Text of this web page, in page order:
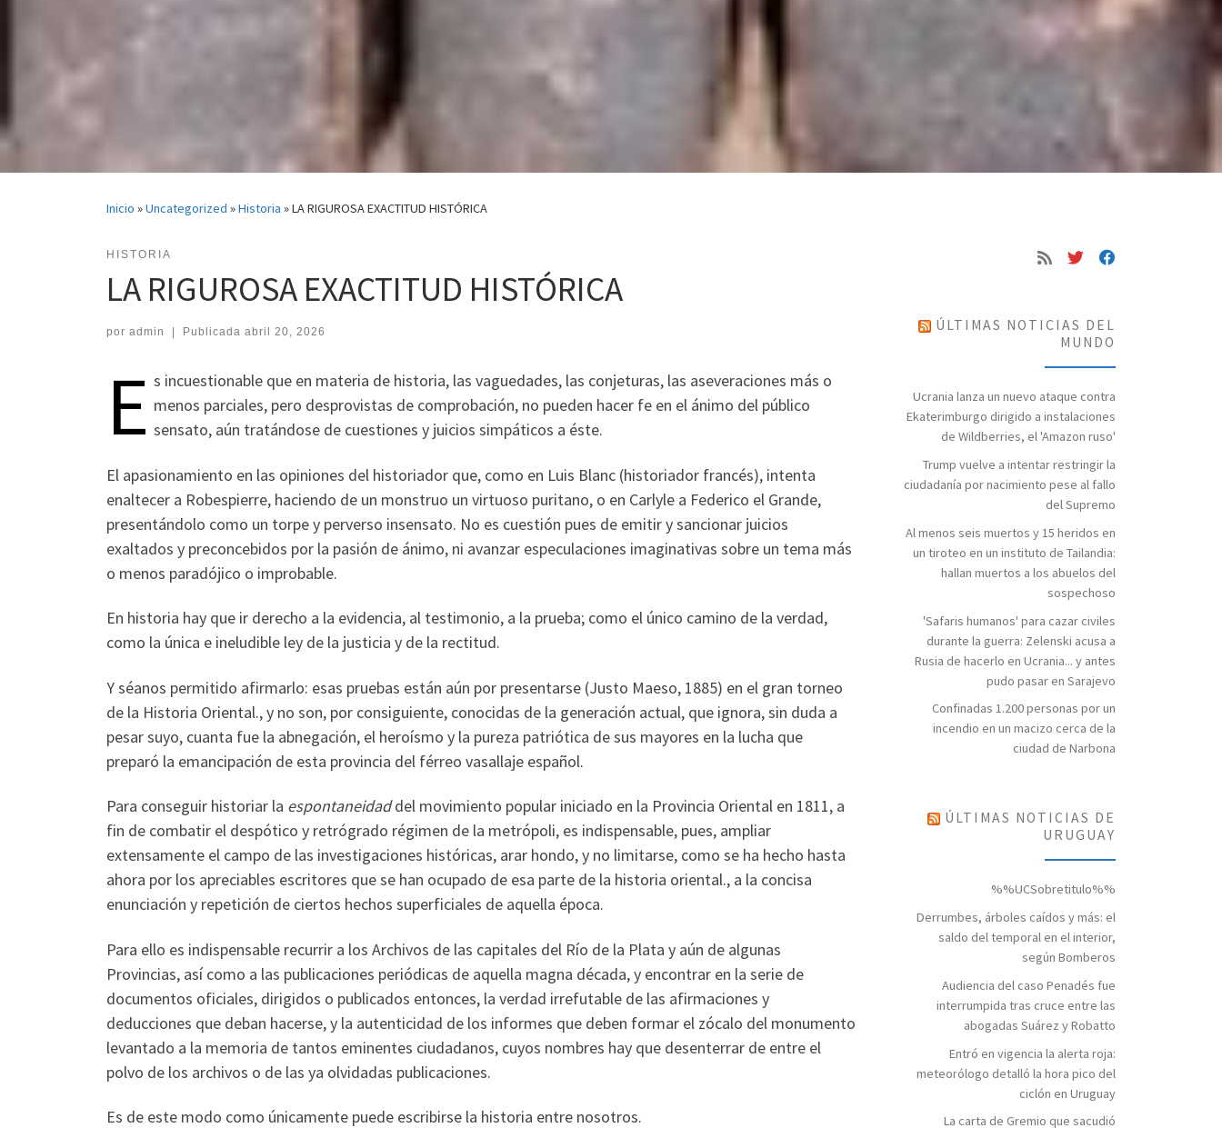
Inicio »Uncategorized »Historia »LA RIGUROSA EXACTITUD HISTÓRICA
HISTORIA
LA RIGUROSA EXACTITUD HISTÓRICA
por admin Publicada abril 20, 2026
E s incuestionable que en materia de historia, las vaguedades, las conjeturas, las aseveraciones más o
menos parciales, pero desprovistas de comprobación, no pueden hacer fe en el ánimo del público
sensato, aún tratándose de cuestiones y juicios simpáticos a éste.
El apasionamiento en las opiniones del historiador que, como en Luis Blanc (historiador francés), intenta
enaltecer a Robespierre, haciendo de un monstruo un virtuoso puritano, o en Carlyle a Federico el Grande,
presentándolo como un torpe y perverso insensato. No es cuestión pues de emitir y sancionar juicios
exaltados y preconcebidos por la pasión de ánimo, ni avanzar especulaciones imaginativas sobre un tema más
o menos paradójico o improbable.
En historia hay que ir derecho a la evidencia, al testimonio, a la prueba; como el único camino de la verdad,
como la única e ineludible ley de la justicia y de la rectitud.
Y séanos permitido afirmarlo: esas pruebas están aún por presentarse (Justo Maeso, 1885) en el gran torneo
de la Historia Oriental., y no son, por consiguiente, conocidas de la generación actual, que ignora, sin duda a
pesar suyo, cuanta fue la abnegación, el heroísmo y la pureza patriótica de sus mayores en la lucha que
preparó la emancipación de esta provincia del férreo vasallaje español.
Para conseguir historiar la espontaneidaddel movimiento popular iniciado en la Provincia Oriental en 1811, a
fin de combatir el despótico y retrógrado régimen de la metrópoli, es indispensable, pues, ampliar
extensamente el campo de las investigaciones históricas, arar hondo, y no limitarse, como se ha hecho hasta
ahora por los apreciables escritores que se han ocupado de esa parte de la historia oriental., a la concisa
enunciación y repetición de ciertos hechos superficiales de aquella época.
Para ello es indispensable recurrir a los Archivos de las capitales del Río de la Plata y aún de algunas
Provincias, así como a las publicaciones periódicas de aquella magna década, y encontrar en la serie de
documentos oficiales, dirigidos o publicados entonces, la verdad irrefutable de las afirmaciones y
deducciones que deban hacerse, y la autenticidad de los informes que deben formar el zócalo del monumento
levantado a la memoria de tantos eminentes ciudadanos, cuyos nombres hay que desenterrar de entre el
polvo de los archivos o de las ya olvidadas publicaciones.
Es de este modo como únicamente puede escribirse la historia entre nosotros.
ÚLTIMAS NOTICIAS DEL
MUNDO
Ucrania lanza un nuevo ataque contra
Ekaterimburgo dirigido a instalaciones
de Wildberries, el 'Amazon ruso'
Trump vuelve a intentar restringir la
ciudadanía por nacimiento pese al fallo
del Supremo
Al menos seis muertos y 15 heridos en
un tiroteo en un instituto de Tailandia:
hallan muertos a los abuelos del
sospechoso
'Safaris humanos' para cazar civiles
durante la guerra: Zelenski acusa a
Rusia de hacerlo en Ucrania... y antes
pudo pasar en Sarajevo
Confinadas 1.200 personas por un
incendio en un macizo cerca de la
ciudad de Narbona
ÚLTIMAS NOTICIAS DE
URUGUAY
%%UCSobretitulo%%
Derrumbes, árboles caídos y más: el
saldo del temporal en el interior,
según Bomberos
Audiencia del caso Penadés fue
interrumpida tras cruce entre las
abogadas Suárez y Robatto
Entró en vigencia la alerta roja:
meteorólogo detalló la hora pico del
ciclón en Uruguay
La carta de Gremio que sacudió